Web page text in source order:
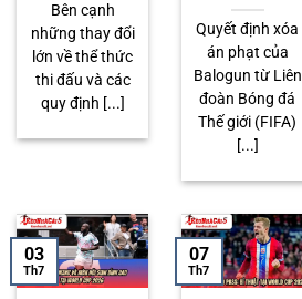
Bên cạnh
những thay đổi
lớn về thể thức
thi đấu và các
quy định [...]
Quyết định xóa
án phạt của
Balogun từ Liên
đoàn Bóng đá
Thế giới (FIFA)
[...]
03
Th7
07
Th7